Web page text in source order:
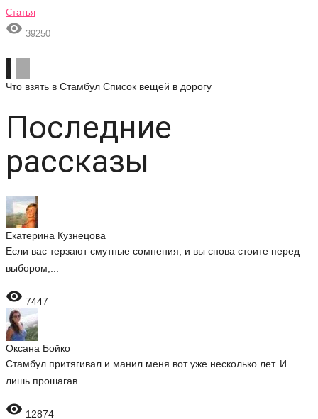
Статья
 39250
Что взять в Стамбул Список вещей в дорогу
Последние
рассказы
Екатерина Кузнецова
Если вас терзают смутные сомнения, и вы снова стоите перед
выбором,...
 7447
Оксана Бойко
Стамбул притягивал и манил меня вот уже несколько лет. И
лишь прошагав...
 12874